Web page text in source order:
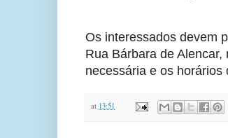
Os interessados devem
Rua Bárbara de
necessária e os horários
at 13:51